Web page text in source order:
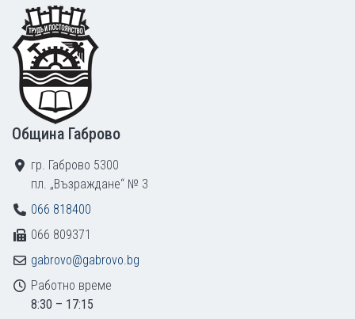
Footer
Община Габрово
гр. Габрово 5300
пл. „Възраждане“ № 3
066 818400
066 809371
gabrovo@gabrovo.bg
Работно време
8:30 – 17:15